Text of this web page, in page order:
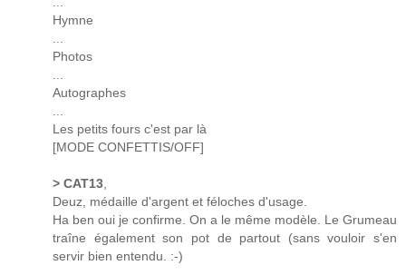
Hymne
Photos
Autographes
Les petits fours c'est par là
[MODE CONFETTIS/OFF]
> CAT13
Deuz, médaille d'argent et féloches d'usage.
Ha ben oui je confirme. On a le même modèle. Le Grumeau
traîne également son pot de partout (sans vouloir s'en
servir bien entendu. :-)